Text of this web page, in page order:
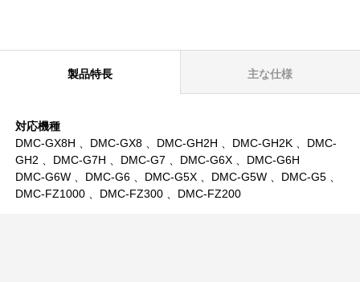
製品特長 主な仕様
対応機種
DMC-GX8H 、DMC-GX8 、DMC-GH2H 、DMC-GH2K 、DMC-
GH2 、DMC-G7H 、DMC-G7 、DMC-G6X 、DMC-G6H
DMC-G6W 、DMC-G6 、DMC-G5X 、DMC-G5W 、DMC-G5 、
DMC-FZ1000 、DMC-FZ300 、DMC-FZ200